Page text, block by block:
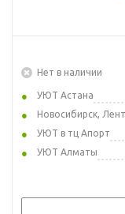
Нет в наличии
УЮТ Астана
Новосибирск,
УЮТ в тц Апорт
УЮТ Алматы